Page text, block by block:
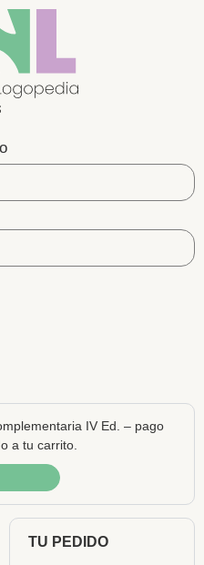
IV Ed. – pago
a tu carrito.
TU PEDIDO